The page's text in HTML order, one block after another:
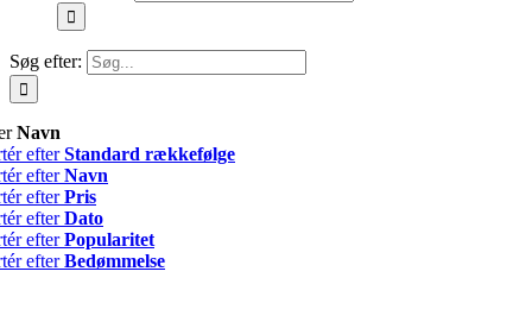
Søg efter:
Navn
efterStandard rækkefølge
efterNavn
efterPris
efterDato
efterPopularitet
efterBedømmelse